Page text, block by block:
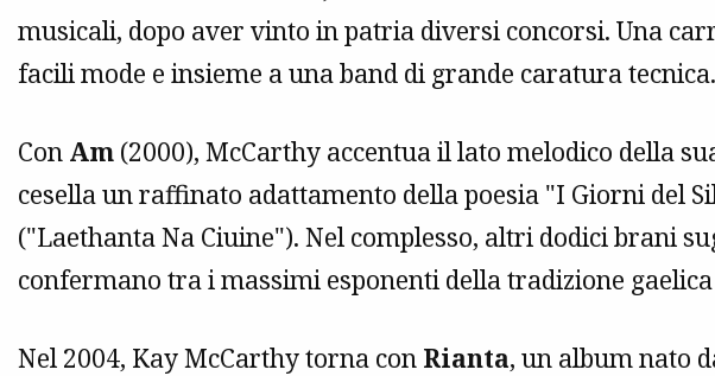
musicali, dopo aver vinto in patria diversi concorsi. Una
facili mode e insieme a una band di grande caratura tecnica.
Con Am (2000), McCarthy accentua il lato melodico della
cesella un raffinato adattamento della poesia "I Giorni del
("Laethanta Na Ciuine"). Nel complesso, altri dodici brani
confermano tra i massimi esponenti della tradizione
Nel 2004, Kay McCarthy torna con Rianta, un album nato